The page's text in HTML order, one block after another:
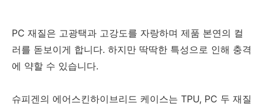
PC 재질은 고광택과 고강도를 자랑하며 제품 본연의 컬
러를 돋보이게 합니다. 하지만 딱딱한 특성으로 인해 충격
에 약할 수 있습니다.
슈피겐의 에어스킨하이브리드 케이스는 TPU, PC 두 재질